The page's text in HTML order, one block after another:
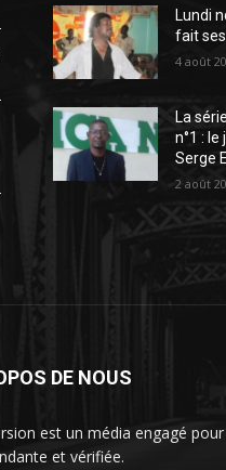
Lundi
fait
4 août
La
n°1 :
Serge
2 août
DE NOUS
est un média engagé
et vérifiée.